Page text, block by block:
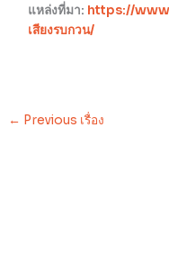
แหล่งที่มา: https://
เสียงรบกวน/
← Previous เรื่อง